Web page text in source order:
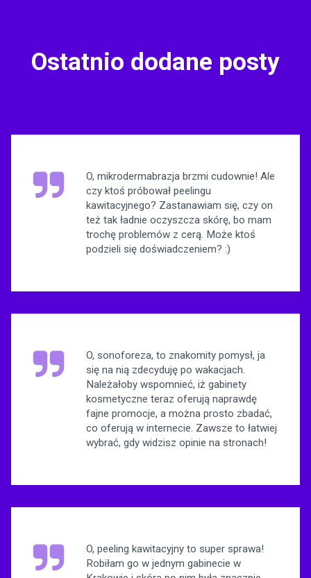
Ostatnio dodane posty
O, mikrodermabrazja brzmi cudownie! Ale
czy ktoś próbował peelingu
kawitacyjnego? Zastanawiam się, czy on
też tak ładnie oczyszcza skórę, bo mam
trochę problemów z cerą. Może ktoś
podzieli się doświadczeniem? :)
O, sonoforeza, to znakomity pomysł, ja
się na nią zdecyduję po wakacjach.
Należałoby wspomnieć, iż gabinety
kosmetyczne teraz oferują naprawdę
fajne promocje, a można prosto zbadać,
co oferują w internecie. Zawsze to łatwiej
wybrać, gdy widzisz opinie na stronach!
O, peeling kawitacyjny to super sprawa!
Robiłam go w jednym gabinecie w